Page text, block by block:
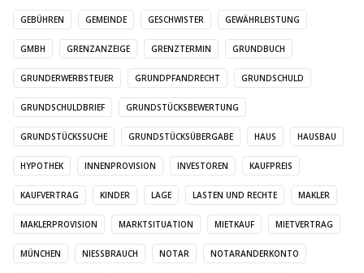
GEBÜHREN GEMEINDE GESCHWISTER GEWÄHRLEISTUNG
GMBH GRENZANZEIGE GRENZTERMIN GRUNDBUCH
GRUNDERWERBSTEUER GRUNDPFANDRECHT GRUNDSCHULD
GRUNDSCHULDBRIEF GRUNDSTÜCKSBEWERTUNG
GRUNDSTÜCKSSUCHE GRUNDSTÜCKSÜBERGABE HAUS HAUSBAU
HYPOTHEK INNENPROVISION INVESTOREN KAUFPREIS
KAUFVERTRAG KINDER LAGE LASTEN UND RECHTE MAKLER
MAKLERPROVISION MARKTSITUATION MIETKAUF MIETVERTRAG
MÜNCHEN NIESSBRAUCH NOTAR NOTARANDERKONTO